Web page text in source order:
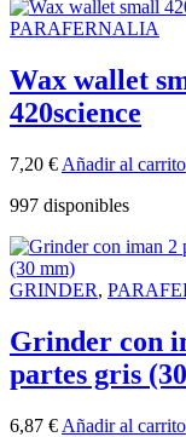
PARAFERNALIA
Wax wallet
420science
7,20 € Añadir al carrito
997 disponibles
GRINDER,
Grinder con
partes gris
6,87 € Añadir al carrito